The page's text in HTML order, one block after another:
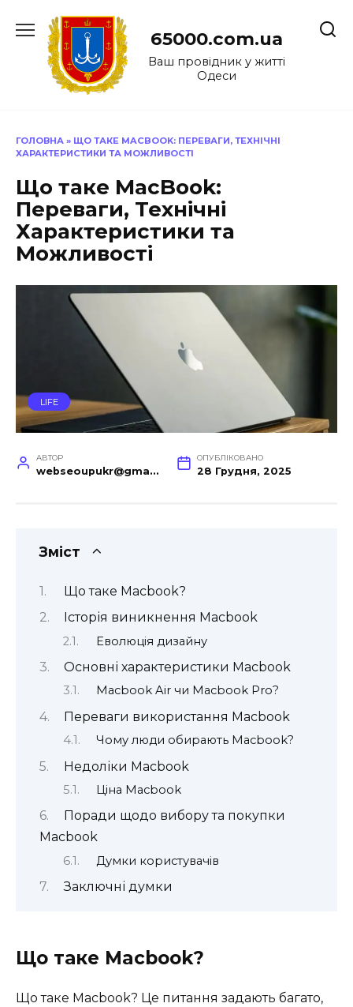
до
65000.com.ua
Ваш провідник у житті
Одеси
ГОЛОВНА » ЩО ТАКЕ MACBOOK: ПЕРЕВАГИ, ТЕХНІЧНІ
ХАРАКТЕРИСТИКИ ТА МОЖЛИВОСТІ
Що таке MacBook:
Переваги, Технічні
Характеристики та
Можливості
LIFE
АВТОР
webseoupukr@gmail.com
ОПУБЛІКОВАНО
28 Грудня, 2025
Зміст
Що таке Macbook?
Історія виникнення Macbook
Еволюція дизайну
Основні характеристики Macbook
Macbook Air чи Macbook Pro?
Переваги використання Macbook
Чому люди обирають Macbook?
Недоліки Macbook
Ціна Macbook
Поради щодо вибору та покупки
Macbook
Думки користувачів
Заключні думки
Що таке Macbook?
Що таке Macbook? Це питання задають багато,